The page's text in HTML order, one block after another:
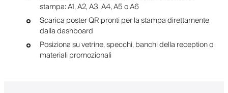
stampa: A1, A2, A3, A4, A5 o A6
Scarica poster QR pronti per la stampa direttamente
dalla dashboard
Posiziona su vetrine, specchi, banchi della reception o
materiali promozionali